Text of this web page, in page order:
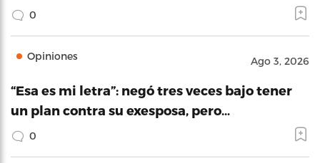
0
Opiniones Ago 3, 2026
“Esa es mi letra”: negó tres veces bajo tener
un plan contra su exesposa, pero…
0